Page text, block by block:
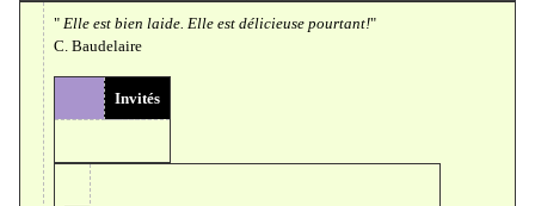
" Elle est bien laide. Elle est délicieuse pourtant!"
C. Baudelaire
Invités